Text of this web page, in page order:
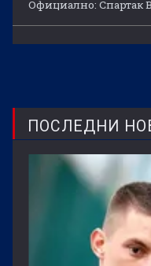
Официално: Спартак
ПОСЛЕДНИ